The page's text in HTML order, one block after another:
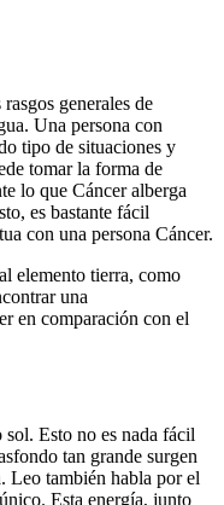
generales de
Una persona con
tipo de situaciones y
tomar la forma de
lo que Cáncer alberga
es bastante fácil
con una persona Cáncer.
elemento tierra, como
una
en comparación con el
Esto no es nada fácil
tan grande surgen
Leo también habla por el
Esta energía, junto